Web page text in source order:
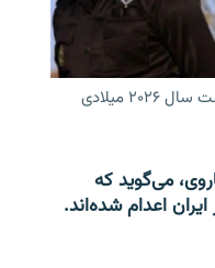
سازمان حقوق بشر ایران در هفت ماه نخست سال ۲۰۲۶ میلادی
می‌گوید که